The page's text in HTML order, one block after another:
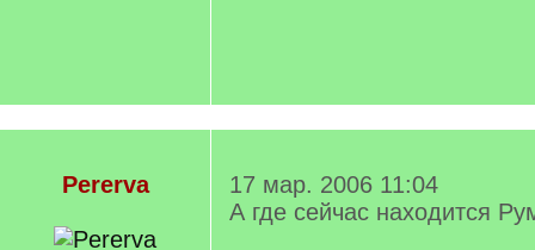
Pererva
17 мар. 2006 11:04
А где сейчас находится